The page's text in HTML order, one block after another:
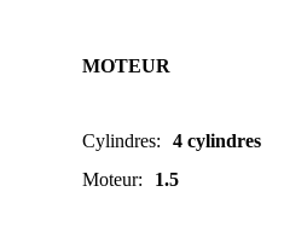
MOTEUR
Cylindres:
4 cylindres
Moteur: 1.5